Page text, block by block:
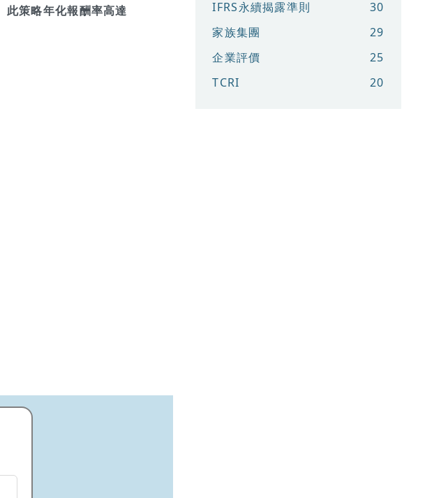
此策略年化報酬率高達
IFRS永續揭露準則
30
家族集團
29
企業評價
25
TCRI
20